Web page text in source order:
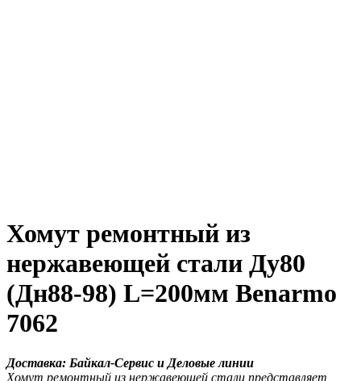
Хомут ремонтный из
нержавеющей стали Ду80
(Дн88-98) L=200мм Benarmo
7062
Доставка: Байкал-Сервис и Деловые линии
Хомут ремонтный из нержавеющей стали представляет